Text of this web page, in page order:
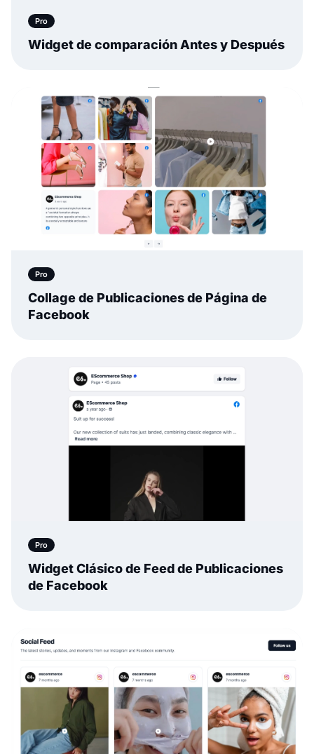
Pro
Widget de comparación Antes y Después
Pro
Collage de Publicaciones de Página de
Facebook
Pro
Widget Clásico de Feed de Publicaciones
de Facebook